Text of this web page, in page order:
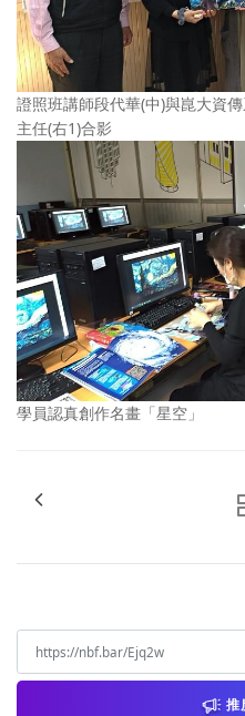
證照班講師段代華(中)與崑大資
主任(右1)合影
學員認真創作名畫「星空」
推